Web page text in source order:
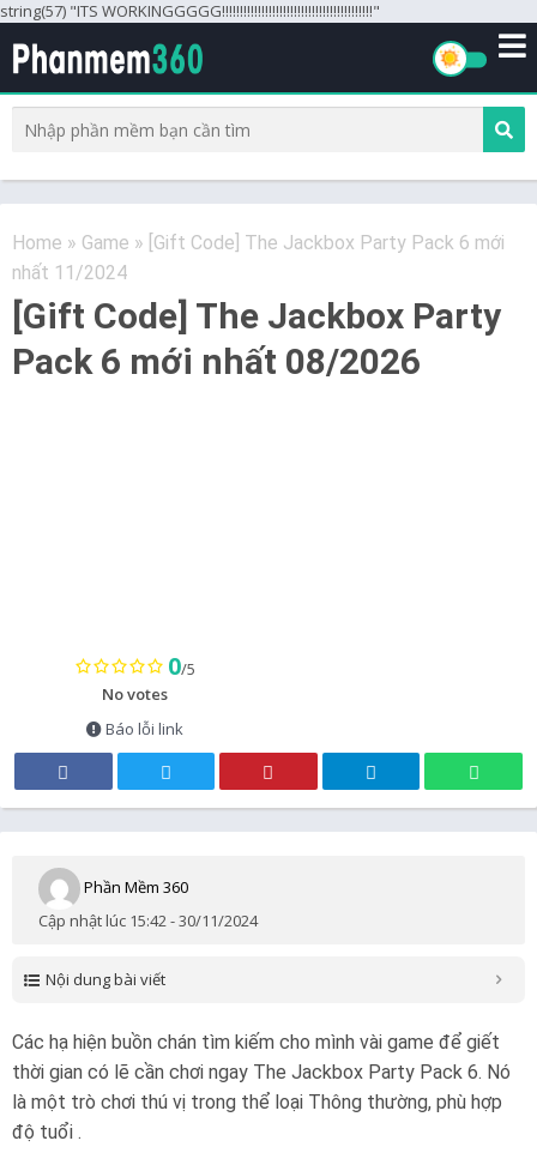
string(57) "ITS WORKINGGGGG!!!!!!!!!!!!!!!!!!!!!!!!!!!!!!!!!!!!!!!!!!"
Home » Game » [Gift Code] The Jackbox Party Pack 6 mới
nhất 11/2024
[Gift Code] The Jackbox Party
Pack 6 mới nhất 08/2026
0/5
No votes
Báo lỗi link
Phần Mềm 360
Cập nhật lúc 15:42 - 30/11/2024
Nội dung bài viết
Các hạ hiện buồn chán tìm kiếm cho mình vài game để giết
thời gian có lẽ cần chơi ngay The Jackbox Party Pack 6. Nó
là một trò chơi thú vị trong thể loại Thông thường, phù hợp
độ tuổi .